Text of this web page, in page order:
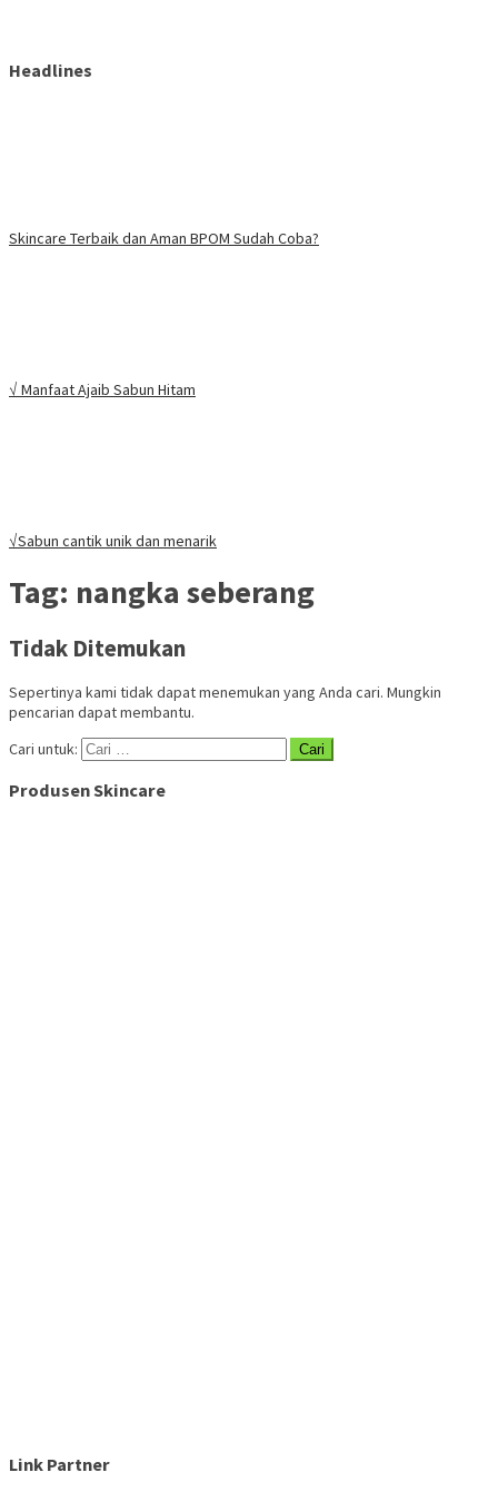
Headlines
Skincare Terbaik dan Aman BPOM Sudah Coba?
√ Manfaat Ajaib Sabun Hitam
√Sabun cantik unik dan menarik
Tag: nangka seberang
Tidak Ditemukan
Sepertinya kami tidak dapat menemukan yang Anda cari. Mungkin
pencarian dapat membantu.
Cari untuk:
Produsen Skincare
Link Partner